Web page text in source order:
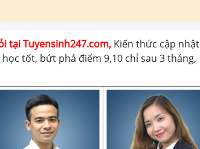
tại Tuyensinh247.com, Kiến thức cập nhật
tốt, bứt phá điểm 9,10 chỉ sau 3 tháng,